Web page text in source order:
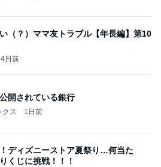
（？）ママ友トラブル【年長編】第10
4日前
開されている銀行
ス 1日前
ディズニーストア夏祭り…何当た
くじに挑戦！！！